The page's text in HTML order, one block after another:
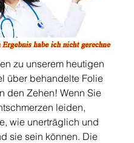
zu unserem heutigen
über behandelte Folie
den Zehen! Wenn Sie
leiden,
wie unerträglich und
sie sein können. Die